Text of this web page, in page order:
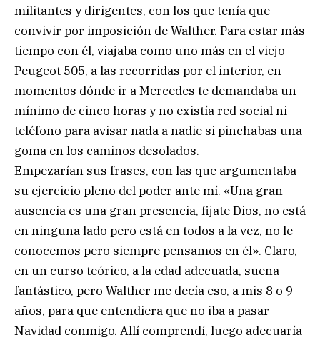
militantes y dirigentes, con los que tenía que
convivir por imposición de Walther. Para estar más
tiempo con él, viajaba como uno más en el viejo
Peugeot 505, a las recorridas por el interior, en
momentos dónde ir a Mercedes te demandaba un
mínimo de cinco horas y no existía red social ni
teléfono para avisar nada a nadie si pinchabas una
goma en los caminos desolados.
Empezarían sus frases, con las que argumentaba
su ejercicio pleno del poder ante mí. «Una gran
ausencia es una gran presencia, fijate Dios, no está
en ninguna lado pero está en todos a la vez, no le
conocemos pero siempre pensamos en él». Claro,
en un curso teórico, a la edad adecuada, suena
fantástico, pero Walther me decía eso, a mis 8 o 9
años, para que entendiera que no iba a pasar
Navidad conmigo. Allí comprendí, luego adecuaría